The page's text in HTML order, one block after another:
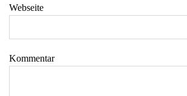
Webseite
Kommentar